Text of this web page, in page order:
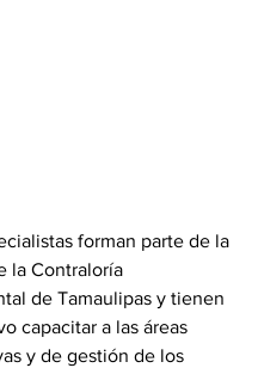
forman parte de la
la Contraloría
de Tamaulipas y tienen
capacitar a las áreas
y de gestión de los